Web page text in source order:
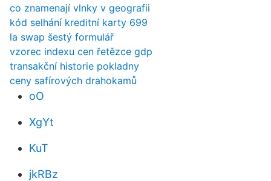
co znamenají vlnky v geografii
kód selhání kreditní karty 699
la swap šestý formulář
vzorec indexu cen řetězce gdp
transakční historie pokladny
ceny safírových drahokamů
oO
XgYt
KuT
jkRBz